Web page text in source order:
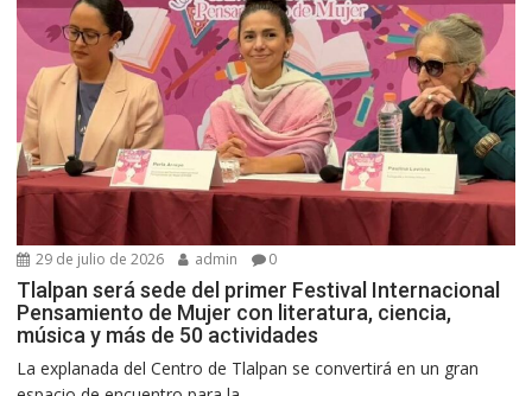
29 de julio de 2026 admin 0
Tlalpan será sede del primer Festival Internacional
Pensamiento de Mujer con literatura, ciencia,
música y más de 50 actividades
La explanada del Centro de Tlalpan se convertirá en un gran